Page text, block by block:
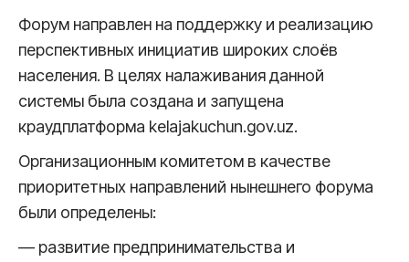
Форум направлен на поддержку и реализацию
перспективных инициатив широких слоёв
населения. В целях налаживания данной
системы была создана и запущена
краудплатформа kelajakuchun.gov.uz.
Организационным комитетом в качестве
приоритетных направлений нынешнего форума
были определены:
— развитие предпринимательства и